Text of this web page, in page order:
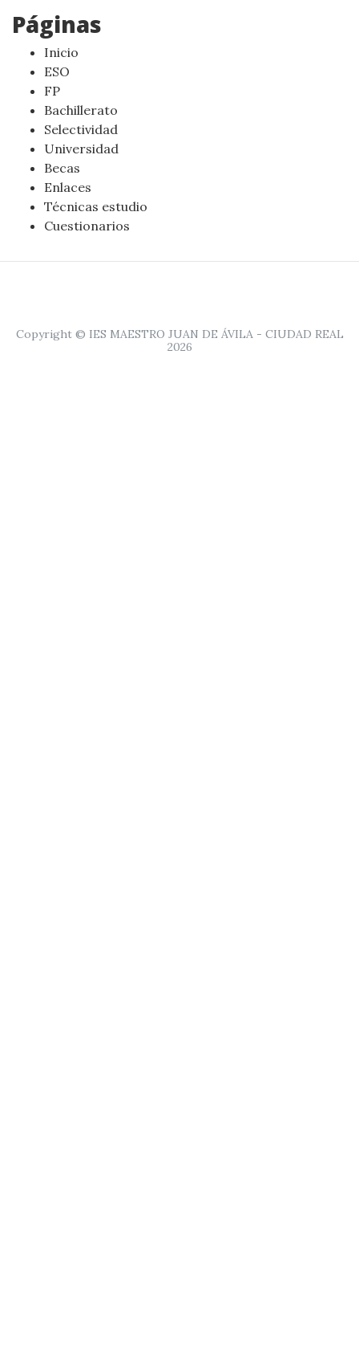
Páginas
Inicio
ESO
FP
Bachillerato
Selectividad
Universidad
Becas
Enlaces
Técnicas estudio
Cuestionarios
Copyright © IES MAESTRO JUAN DE ÁVILA - CIUDAD REAL
2026